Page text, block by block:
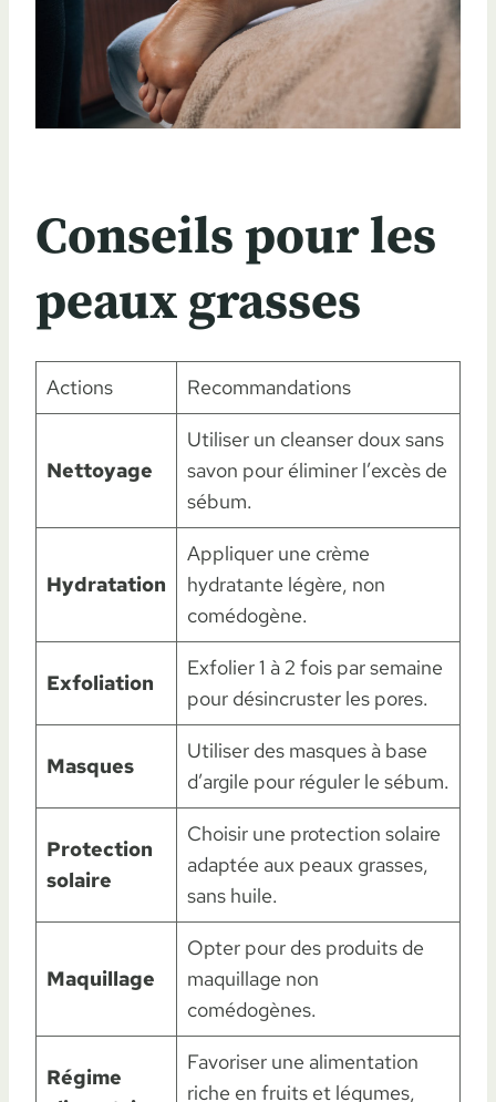
Conseils pour les
peaux grasses
Actions Recommandations
Nettoyage
Utiliser un cleanser doux sans
savon pour éliminer l’excès de
sébum.
Hydratation
Appliquer une crème
hydratante légère, non
comédogène.
Exfoliation
Exfolier 1 à 2 fois par semaine
pour désincruster les pores.
Masques
Utiliser des masques à base
d’argile pour réguler le sébum.
Protection
solaire
Choisir une protection solaire
adaptée aux peaux grasses,
sans huile.
Maquillage
Opter pour des produits de
maquillage non
comédogènes.
Régime
Favoriser une alimentation
riche en fruits et légumes,